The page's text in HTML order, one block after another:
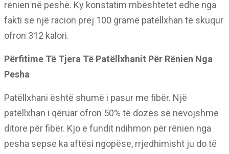
rënien në peshë. Ky konstatim mbështetet edhe nga
fakti se një racion prej 100 gramë patëllxhan të skuqur
ofron 312 kalori.
Përfitime Të Tjera Të Patëllxhanit Për Rënien Nga
Pesha
Patëllxhani është shumë i pasur me fibër. Një
patëllxhan i qëruar ofron 50% të dozës së nevojshme
ditore për fibër. Kjo e fundit ndihmon për rënien nga
pesha sepse ka aftësi ngopëse, rrjedhimisht ju do të